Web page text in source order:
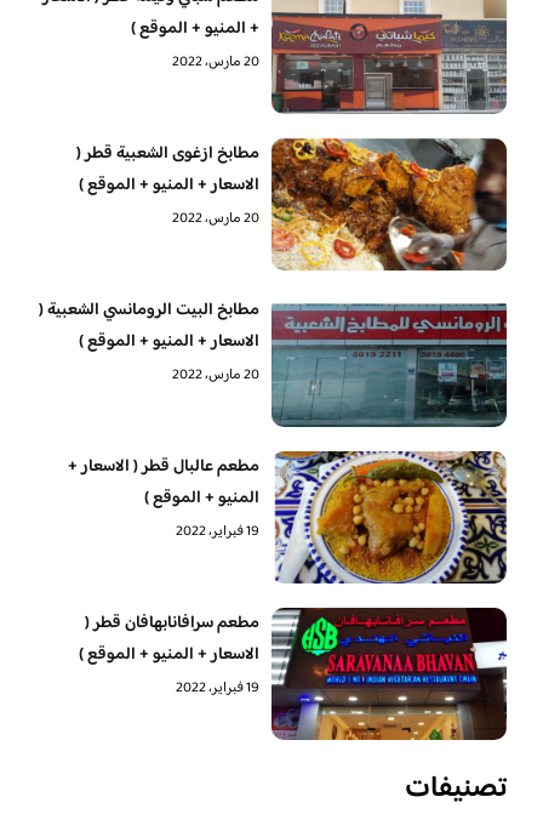
+ المنيو + الموقع )
20 مارس، 2022
مطابخ ازغوى الشعبية قطر (
الاسعار + المنيو + الموقع )
20 مارس، 2022
مطابخ البيت الرومانسي الشعبية (
الاسعار + المنيو + الموقع )
20 مارس، 2022
مطعم عالبال قطر ( الاسعار +
المنيو + الموقع )
19 فبراير، 2022
مطعم سرافانابهافان قطر (
الاسعار + المنيو + الموقع )
19 فبراير، 2022
تصنيفات